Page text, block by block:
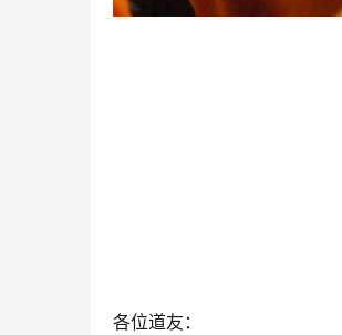
各位道友：